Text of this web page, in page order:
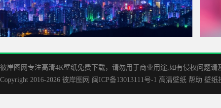
彼岸图网专注高清4K壁纸免费下载，请勿用于商业用途,如有侵权问题
Copyright 2016-2026 彼岸图网 闽ICP备13013111号-1 高清壁纸 帮助 壁纸